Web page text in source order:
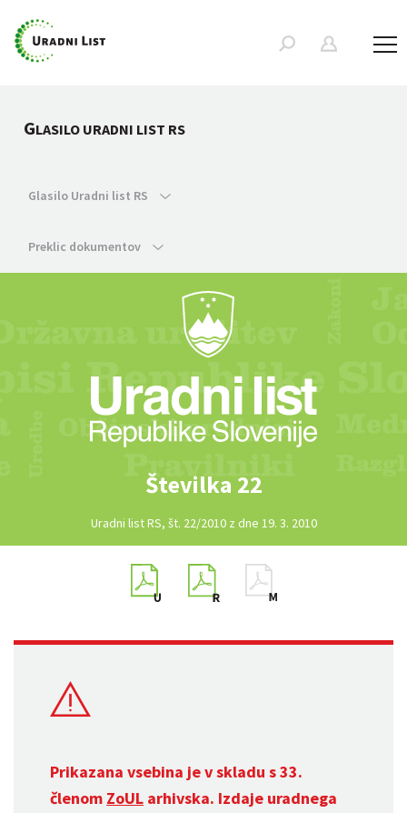
GLASILO URADNI LIST RS
Glasilo Uradni list RS
Preklic dokumentov
Številka 22
Uradni list RS, št. 22/2010 z dne 19. 3. 2010
Prikazana vsebina je v skladu s 33.
členom ZoUL arhivska. Izdaje uradnega